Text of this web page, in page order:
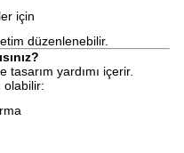
için
düzenlenebilir.
tasarım yardımı içerir.
olabilir: